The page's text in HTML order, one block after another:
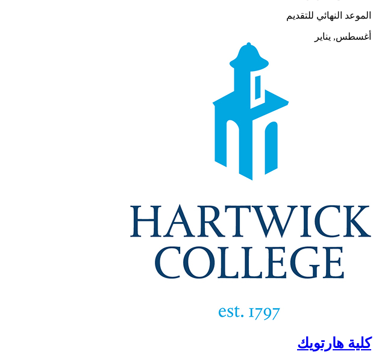
الموعد النهائي للتقديم
أغسطس, يناير
كلية هارتويك